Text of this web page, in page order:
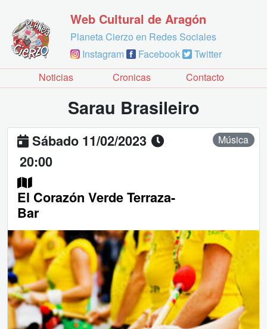
Web Cultural de Aragón
Planeta Cierzo en Redes Sociales
Instagram
Facebook
Twitter
Noticias
Cronicas Contacto
Sarau Brasileiro
Sábado 11/02/2023
20:00
El Corazón Verde Terraza-
Bar
Música